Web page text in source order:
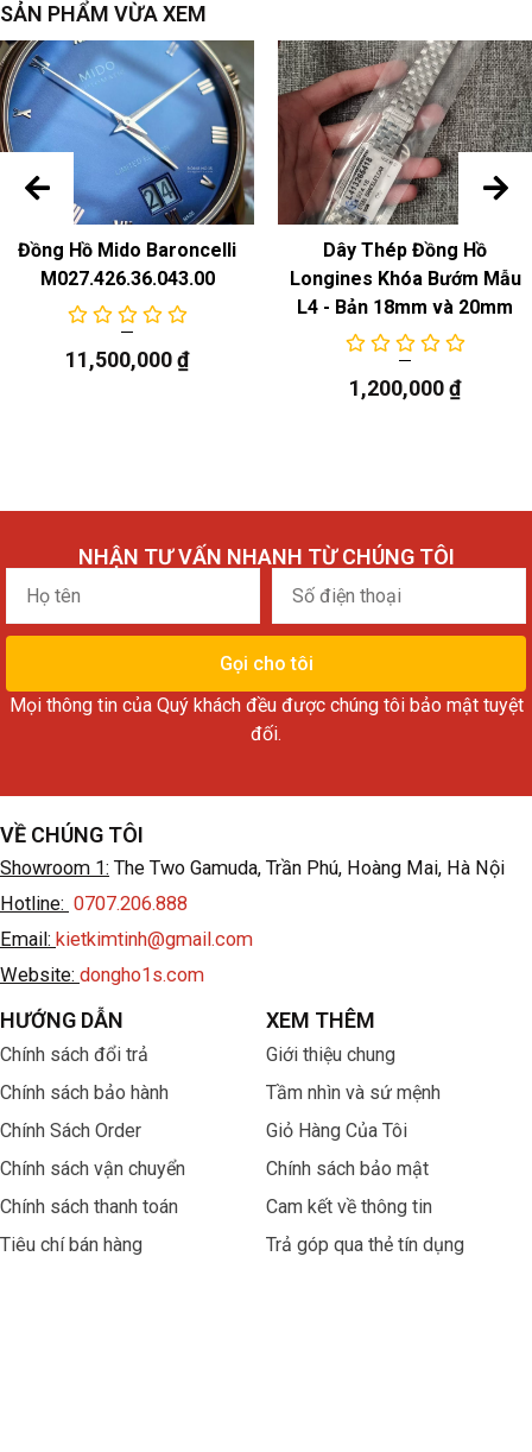
SẢN PHẨM VỪA XEM
Đồng Hồ Mido Baroncelli
M027.426.36.043.00
11,500,000₫
Dây Thép Đồng Hồ
Longines Khóa Bướm Mẫu
L4 - Bản 18mm và 20mm
1,200,000₫
NHẬN TƯ VẤN NHANH TỪ CHÚNG TÔI
Họ
tên
điện
thoại
Gọi cho tôi
Mọi thông tin của Quý khách đều được chúng tôi bảo mật tuyệt
đối.
VỀ CHÚNG TÔI
Showroom 1: The Two Gamuda, Trần Phú, Hoàng Mai, Hà Nội
Hotline: 0707.206.888
Email: kietkimtinh@gmail.com
Website: dongho1s.com
HƯỚNG DẪN
Chính sách đổi trả
Chính sách bảo hành
Chính Sách Order
Chính sách vận chuyển
Chính sách thanh toán
Tiêu chí bán hàng
XEM THÊM
Giới thiệu chung
Tầm nhìn và sứ mệnh
Giỏ Hàng Của Tôi
Chính sách bảo mật
Cam kết về thông tin
Trả góp qua thẻ tín dụng